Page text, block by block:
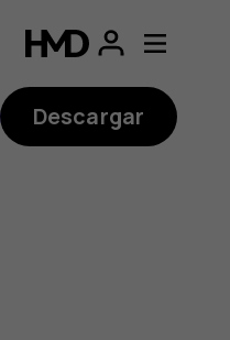
Descargar